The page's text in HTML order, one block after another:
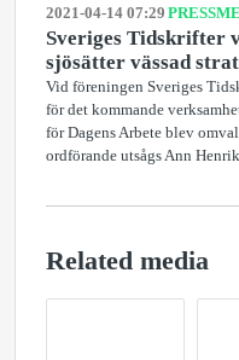
2021-04-14 07:29
Sveriges Tidskrifter
sjösätter vässad
Vid föreningen Sveriges
för det kommande
för Dagens Arbete blev
ordförande utsågs Ann
Related media